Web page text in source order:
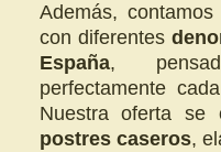
Además,
con diferentes
España,
perfectamente
Nuestra oferta
postres caseros,